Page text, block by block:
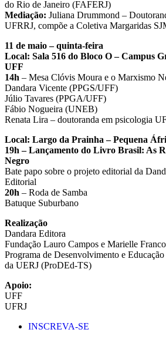
do Rio de Janeiro (FAFERJ)
Mediação: Juliana Drummond –
UFRRJ, compõe a Coletiva Margaridas
11 de maio – quinta-feira
Local: Sala 516 do Bloco O – Campus
UFF
14h – Mesa Clóvis Moura e o Marxismo
Dandara Vicente (PPGS/UFF)
Júlio Tavares (PPGA/UFF)
Fábio Nogueira (UNEB)
Renata Lira – doutoranda em psicologia
Local: Largo da Prainha – Pequena
19h – Lançamento do Livro Brasil: As
Negro
Bate papo sobre o projeto editorial da
Editorial
20h – Roda de Samba
Batuque Suburbano
Realização
Dandara Editora
Fundação Lauro Campos e Marielle Franco
Programa de Desenvolvimento e
da UERJ (ProDEd-TS)
Apoio:
UFF
UFRJ
INSCREVA-SE